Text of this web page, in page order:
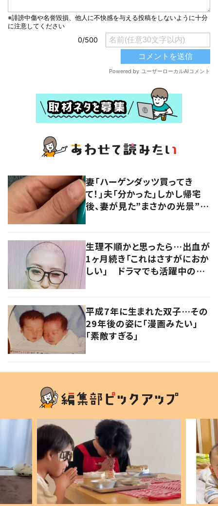
妻「ハーゲンダッツ買ってき
て！」夫「分かった」しかし帰宅
後、妻が見た”まさかの光景”に
生理不順かと思ったら…出血が
1ヶ月続き「これはさすがにおか
しい」 ドラマでも活躍中の女
平成7年に生まれた双子…その
29年後の姿に「漫画みたい」
「素敵すぎる」